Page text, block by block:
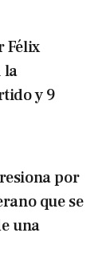
Félix
la
y 9
por
que se
una